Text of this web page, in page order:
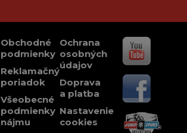
Obchodné
podmienky
Reklamačný
poriadok
Všeobecné
podmienky
nájmu
Ochrana
osobných
údajov
Doprava
a platba
Nastavenie
cookies